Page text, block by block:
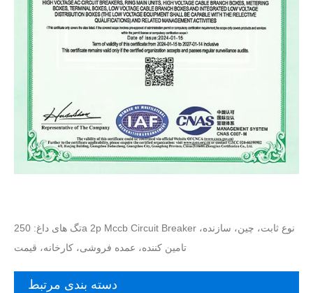
تگ های داغ: 250a 2p Mccb Circuit Breaker نوع ثابت، چین، سازنده،
تامین کننده، عمده فروشی، کارخانه، قیمت
دسته بندی مرتبط